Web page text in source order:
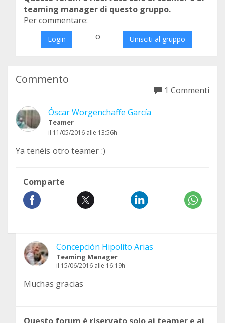
teaming manager di questo gruppo.
Per commentare:
Login o Unisciti al gruppo
Commento
1 Commenti
Óscar Worgenchaffe García
Teamer
il 11/05/2016 alle 13:56h
Ya tenéis otro teamer :)
Comparte
Concepción Hipolito Arias
Teaming Manager
il 15/06/2016 alle 16:19h
Muchas gracias